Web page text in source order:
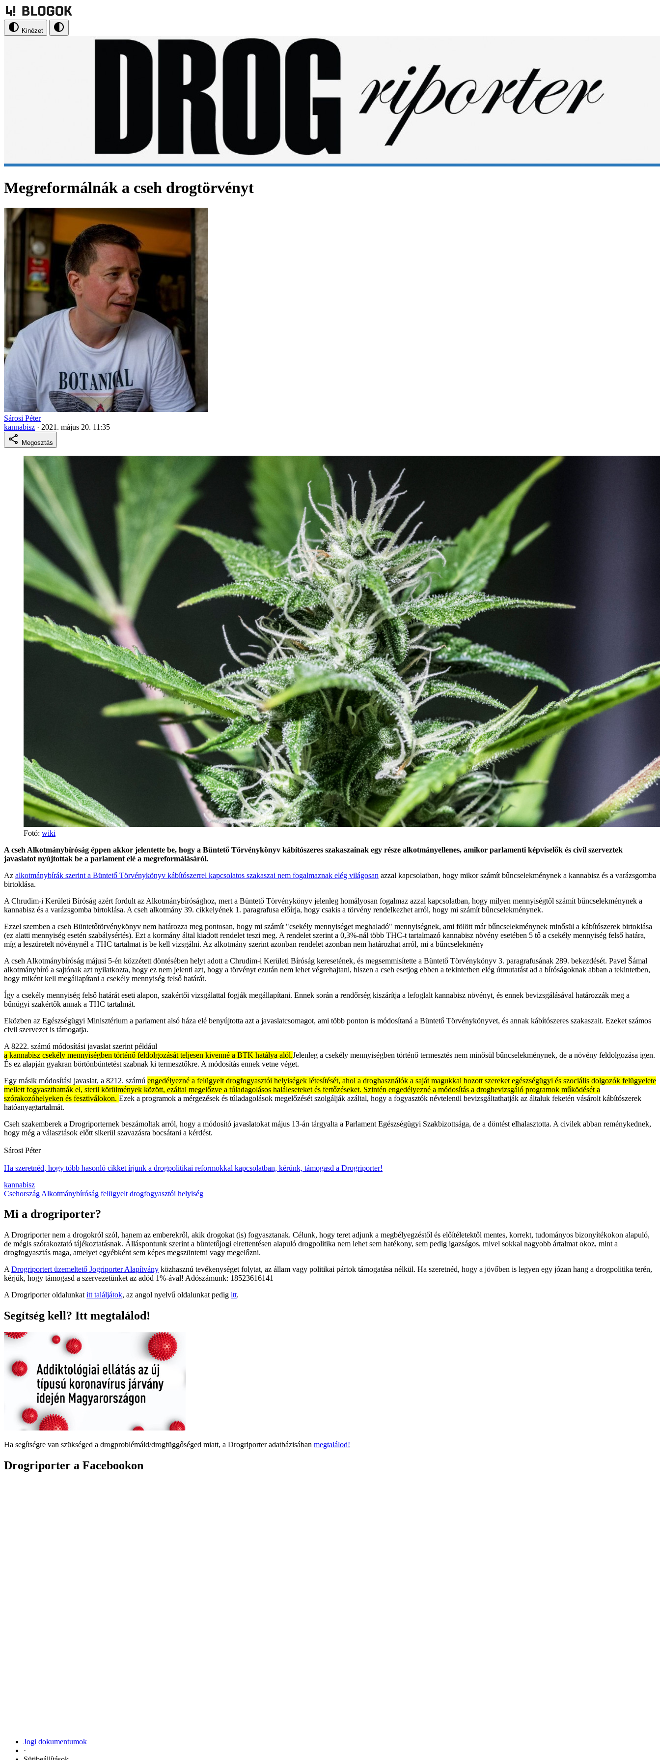
Kinézet
Megreformálnák a cseh drogtörvényt
Sárosi Péter
kannabisz · 2021. május 20. 11:35
Megosztás
Fotó: wiki
A cseh Alkotmánybíróság éppen akkor jelentette be, hogy a Büntető Törvénykönyv kábítószeres szakaszainak egy része alkotmányellenes, amikor parlamenti képviselők és civil szerveztek
javaslatot nyújtottak be a parlament elé a megreformálásáról.
Az alkotmánybírák szerint a Büntető Törvénykönyv kábítószerrel kapcsolatos szakaszai nem fogalmaznak elég világosan azzal kapcsolatban, hogy mikor számít bűncselekménynek a kannabisz és a varázsgomba
birtoklása.
A Chrudim-i Kerületi Bíróság azért fordult az Alkotmánybírósághoz, mert a Büntető Törvénykönyv jelenleg homályosan fogalmaz azzal kapcsolatban, hogy milyen mennyiségtől számít bűncselekménynek a
kannabisz és a varázsgomba birtoklása. A cseh alkotmány 39. cikkelyének 1. paragrafusa előírja, hogy csakis a törvény rendelkezhet arról, hogy mi számít bűncselekménynek.
Ezzel szemben a cseh Büntetőtörvénykönyv nem határozza meg pontosan, hogy mi számít "csekély mennyiséget meghaladó" mennyiségnek, ami fölött már bűncselekménynek minősül a kábítószerek birtoklása
(ez alatti mennyiség esetén szabálysértés). Ezt a kormány által kiadott rendelet teszi meg. A rendelet szerint a 0,3%-nál több THC-t tartalmazó kannabisz növény esetében 5 tő a csekély mennyiség felső határa,
míg a leszüretelt növénynél a THC tartalmat is be kell vizsgálni. Az alkotmány szerint azonban rendelet azonban nem határozhat arról, mi a bűncselekmény
A cseh Alkotmánybíróság májusi 5-én közzétett döntésében helyt adott a Chrudim-i Kerületi Bíróság keresetének, és megsemmisítette a Büntető Törvénykönyv 3. paragrafusának 289. bekezdését. Pavel Šámal
alkotmánybíró a sajtónak azt nyilatkozta, hogy ez nem jelenti azt, hogy a törvényt ezután nem lehet végrehajtani, hiszen a cseh esetjog ebben a tekintetben elég útmutatást ad a bíróságoknak abban a tekintetben,
hogy miként kell megállapítani a csekély mennyiség felső határát.
Így a csekély mennyiség felső határát eseti alapon, szakértői vizsgálattal fogják megállapítani. Ennek során a rendőrség kiszárítja a lefoglalt kannabisz növényt, és ennek bevizsgálásával határozzák meg a
bűnügyi szakértők annak a THC tartalmát.
Eközben az Egészségügyi Minisztérium a parlament alsó háza elé benyújtotta azt a javaslatcsomagot, ami több ponton is módosítaná a Büntető Törvénykönyvet, és annak kábítószeres szakaszait. Ezeket számos
civil szervezet is támogatja.
A 8222. számú módosítási javaslat szerint például
a kannabisz csekély mennyiségben történő feldolgozását teljesen kivenné a BTK hatálya alól.Jelenleg a csekély mennyiségben történő termesztés nem minősül bűncselekménynek, de a növény feldolgozása igen.
És ez alapján gyakran börtönbüntetést szabnak ki termesztőkre. A módosítás ennek vetne véget.
Egy másik módosítási javaslat, a 8212. számú engedélyezné a felügyelt drogfogyasztói helyiségek létesítését, ahol a droghasználók a saját magukkal hozott szereket egészségügyi és szociális dolgozók felügyelete
mellett fogyaszthatnák el, steril körülmények között, ezáltal megelőzve a túladagolásos haláleseteket és fertőzéseket. Szintén engedélyezné a módosítás a drogbevizsgáló programok működését a
szórakozóhelyeken és fesztiválokon. Ezek a programok a mérgezések és túladagolások megelőzését szolgálják azáltal, hogy a fogyasztók névtelenül bevizsgáltathatják az általuk feketén vásárolt kábítószerek
hatóanyagtartalmát.
Cseh szakemberek a Drogriporternek beszámoltak arról, hogy a módosító javaslatokat május 13-án tárgyalta a Parlament Egészségügyi Szakbizottsága, de a döntést elhalasztotta. A civilek abban reménykednek,
hogy még a választások előtt sikerül szavazásra bocsátani a kérdést.
Sárosi Péter
Ha szeretnéd, hogy több hasonló cikket írjunk a drogpolitikai reformokkal kapcsolatban, kérünk, támogasd a Drogriporter!
kannabisz
Csehország Alkotmánybíróság felügyelt drogfogyasztói helyiség
Mi a drogriporter?
A Drogriporter nem a drogokról szól, hanem az emberekről, akik drogokat (is) fogyasztanak. Célunk, hogy teret adjunk a megbélyegzéstől és előítéletektől mentes, korrekt, tudományos bizonyítékokon alapuló,
de mégis szórakoztató tájékoztatásnak. Álláspontunk szerint a büntetőjogi elrettentésen alapuló drogpolitika nem lehet sem hatékony, sem pedig igazságos, mivel sokkal nagyobb ártalmat okoz, mint a
drogfogyasztás maga, amelyet egyébként sem képes megszüntetni vagy megelőzni.
A Drogriportert üzemeltető Jogriporter Alapítvány közhasznú tevékenységet folytat, az állam vagy politikai pártok támogatása nélkül. Ha szeretnéd, hogy a jövőben is legyen egy józan hang a drogpolitika terén,
kérjük, hogy támogasd a szervezetünket az adód 1%-ával! Adószámunk: 18523616141
A Drogriporter oldalunkat itt találjátok, az angol nyelvű oldalunkat pedig itt.
Segítség kell? Itt megtalálod!
Ha segítségre van szükséged a drogproblémáid/drogfüggőséged miatt, a Drogriporter adatbázisában megtalálod!
Drogriporter a Facebookon
Jogi dokumentumok
·